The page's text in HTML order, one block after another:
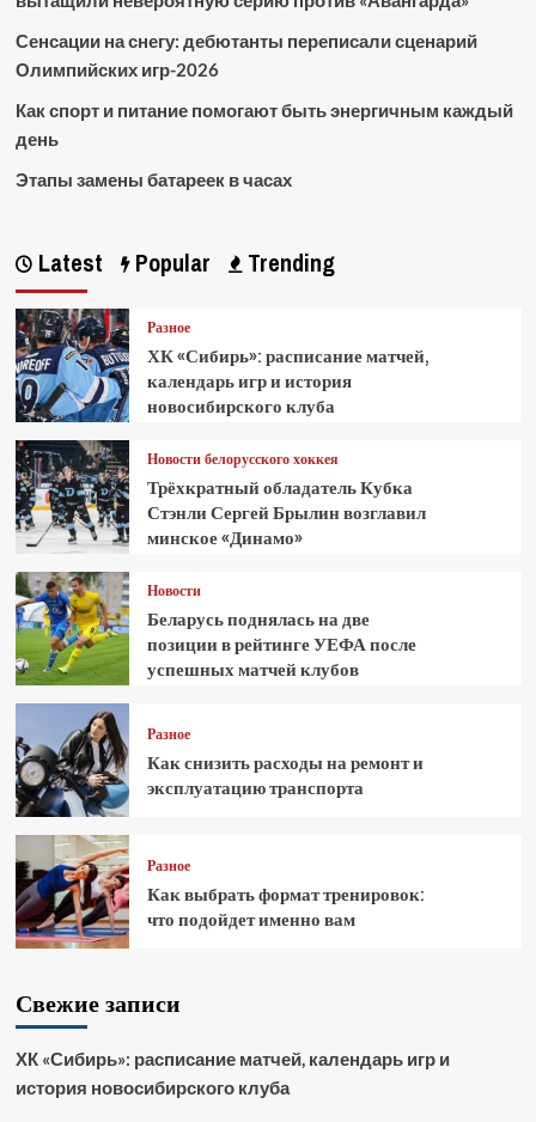
Сенсации на снегу: дебютанты переписали сценарий
Олимпийских игр-2026
Как спорт и питание помогают быть энергичным каждый
день
Этапы замены батареек в часах
Latest Popular Trending
Разное
ХК «Сибирь»: расписание матчей,
календарь игр и история
новосибирского клуба
Новости белорусского хоккея
Трёхкратный обладатель Кубка
Стэнли Сергей Брылин возглавил
минское «Динамо»
Новости
Беларусь поднялась на две
позиции в рейтинге УЕФА после
успешных матчей клубов
Разное
Как снизить расходы на ремонт и
эксплуатацию транспорта
Разное
Как выбрать формат тренировок:
что подойдет именно вам
Свежие записи
ХК «Сибирь»: расписание матчей, календарь игр и
история новосибирского клуба